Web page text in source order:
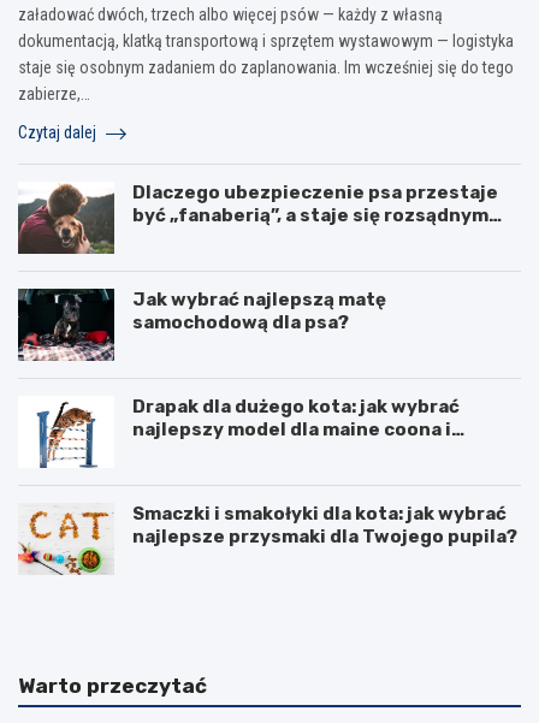
załadować dwóch, trzech albo więcej psów — każdy z własną
dokumentacją, klatką transportową i sprzętem wystawowym — logistyka
staje się osobnym zadaniem do zaplanowania. Im wcześniej się do tego
zabierze,…
Czytaj dalej
Dlaczego ubezpieczenie psa przestaje
być „fanaberią”, a staje się rozsądnym
Jak wybrać najlepszą matę
samochodową dla psa?
Drapak dla dużego kota: jak wybrać
najlepszy model dla maine coona i
Smaczki i smakołyki dla kota: jak wybrać
najlepsze przysmaki dla Twojego pupila?
D
k
i
J
r
e
Warto przeczytać